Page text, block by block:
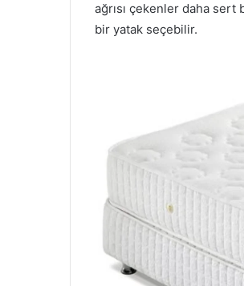
ağrısı çekenler daha
bir yatak seçebilir.